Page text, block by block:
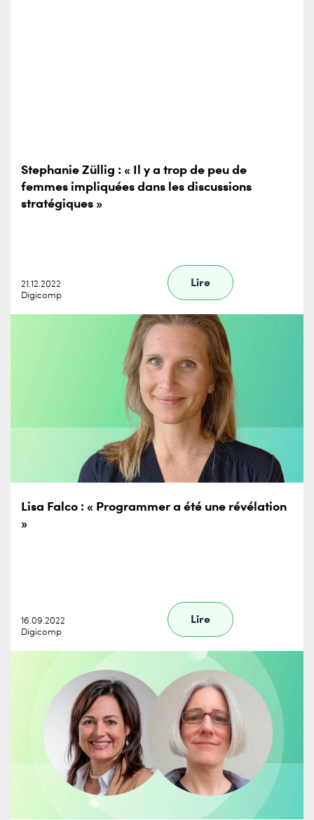
Stephanie Züllig : « Il y a trop de peu de
femmes impliquées dans les discussions
stratégiques »
21.12.2022
Digicomp
Lire
Lisa Falco : « Programmer a été une révélation
»
16.09.2022
Digicomp
Lire